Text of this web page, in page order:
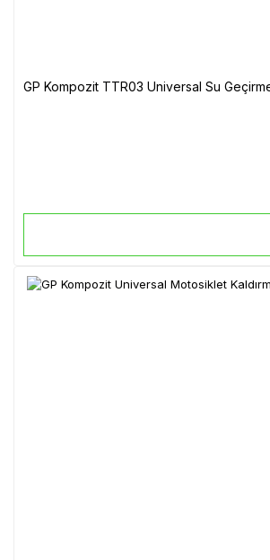
GP Kompozit TTR03 Universal Su